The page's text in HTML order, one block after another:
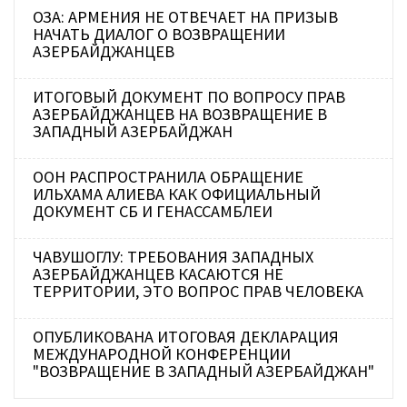
ОЗА: АРМЕНИЯ НЕ ОТВЕЧАЕТ НА ПРИЗЫВ
НАЧАТЬ ДИАЛОГ О ВОЗВРАЩЕНИИ
АЗЕРБАЙДЖАНЦЕВ
ИТОГОВЫЙ ДОКУМЕНТ ПО ВОПРОСУ ПРАВ
АЗЕРБАЙДЖАНЦЕВ НА ВОЗВРАЩЕНИЕ В
ЗАПАДНЫЙ АЗЕРБАЙДЖАН
ООН РАСПРОСТРАНИЛА ОБРАЩЕНИЕ
ИЛЬХАМА АЛИЕВА КАК ОФИЦИАЛЬНЫЙ
ДОКУМЕНТ СБ И ГЕНАССАМБЛЕИ
ЧАВУШОГЛУ: ТРЕБОВАНИЯ ЗАПАДНЫХ
АЗЕРБАЙДЖАНЦЕВ КАСАЮТСЯ НЕ
ТЕРРИТОРИИ, ЭТО ВОПРОС ПРАВ ЧЕЛОВЕКА
ОПУБЛИКОВАНА ИТОГОВАЯ ДЕКЛАРАЦИЯ
МЕЖДУНАРОДНОЙ КОНФЕРЕНЦИИ
"ВОЗВРАЩЕНИЕ В ЗАПАДНЫЙ АЗЕРБАЙДЖАН"